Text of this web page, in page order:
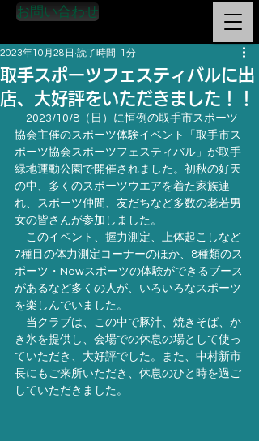
お問い合わせ
取手スポーツフェスティバルに出
店、大好評をいただきました！！
2023年10月28日 読了時間: 1分
2023/10/8（日）に恒例の取手市スポーツ
協会主催のスポーツ体験イベント「取手市ス
ポーツ協会スポーツフェスティバル」が取手
緑地運動公園で開催されました。初秋の好天
の中、多くのスポーツウエアを着た家族連
れ、スポーツ仲間、友だちなど多数の老若男
女の皆さんが参加しました。
このイベント、握力測定、上体起こしなど
7種目の体力測定コーナーのほか、8種類のス
ポーツ・Newスポーツの体験ができるブース
があるなど多くの人が、いろいろなスポーツ
を楽しんでいました。
当クラブは、この中で豚汁、焼きそば、か
き氷を提供し、会場での休息の場として使っ
ていただき、大好評でした。また、中村新市
長にもご来所いただき、休息のひと時を過ご
していただきました。